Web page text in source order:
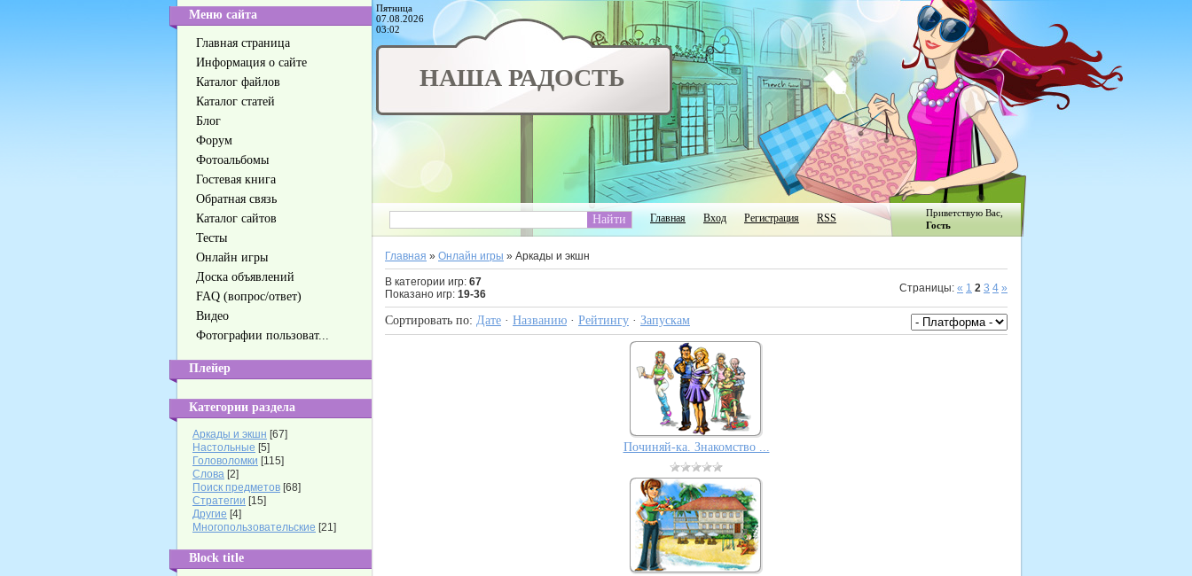
Меню сайта
Главная страница
Информация о сайте
Каталог файлов
Каталог статей
Блог
Форум
Фотоальбомы
Гостевая книга
Обратная связь
Каталог сайтов
Тесты
Онлайн игры
Доска объявлений
FAQ (вопрос/ответ)
Видео
Фотографии пользоват...
Плейер
Категории раздела
Аркады и экшн [67]
Настольные [5]
Головоломки [115]
Слова [2]
Поиск предметов [68]
Стратегии [15]
Другие [4]
Многопользовательские [21]
Block title
Пятница
07.08.2026
03:02
НАША РАДОСТЬ
Главная Вход Регистрация RSS Приветствую Вас,
Гость
Главная » Онлайн игры » Аркады и экшн
В категории игр: 67
Показано игр: 19-36 Страницы: « 1 2 3 4 »
Сортировать по: Дате · Названию · Рейтингу · Запускам
Починяй-ка. Знакомство ...